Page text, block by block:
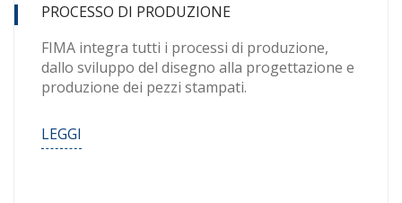
PROCESSO DI PRODUZIONE
FIMA integra tutti i processi di produzione,
dallo sviluppo del disegno alla progettazione e
produzione dei pezzi stampati.
LEGGI